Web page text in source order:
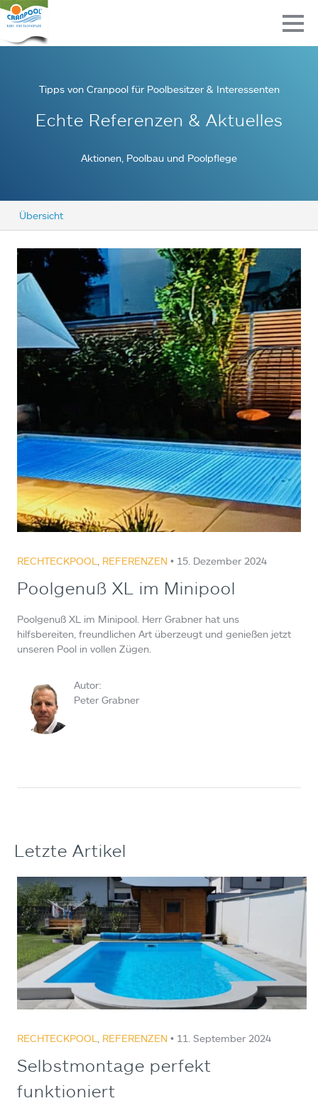
Tipps von Cranpool für Poolbesitzer & Interessenten
Echte Referenzen & Aktuelles
Aktionen, Poolbau und Poolpflege
Übersicht
RECHTECKPOOL REFERENZEN • 15. Dezember 2024
Poolgenuß XL im Minipool
Poolgenuß XL im Minipool. Herr Grabner hat uns
hilfsbereiten, freundlichen Art überzeugt und genießen jetzt
unseren Pool in vollen Zügen.
Autor:
Peter Grabner
Letzte Artikel
RECHTECKPOOL REFERENZEN • 11. September 2024
Selbstmontage perfekt
funktioniert